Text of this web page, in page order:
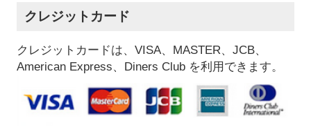
クレジットカード
クレジットカードは、VISA、MASTER、JCB、
American Express、Diners Club を利用できます。